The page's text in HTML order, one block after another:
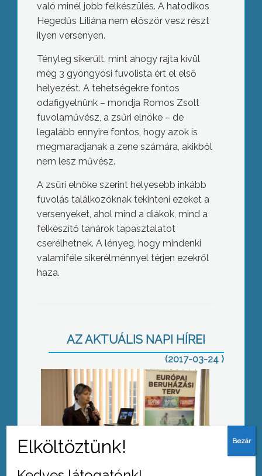
való minél jobb felkészülés. A hatodikos
Hegedűs Liliána nem először vesz részt
ilyen versenyen.
Tényleg sikerült, mint ahogy rajta kívül
még 3 gyöngyösi fuvolista ért el első
helyezést. A tehetségekre fontos
odafigyelnünk – mondja Romos Zsolt
fuvolaművész, a zsűri elnöke – de
legalább ennyire fontos, hogy azok is
megmaradjanak a zene számára, akikből
nem lesz művész.
A zsűri elnöke szerint helyesebb inkább
fuvolás találkozóknak tekinteni ezeket a
versenyeket, ahol mind a diákok, mind a
felkészítő tanárok tapasztalatot
cserélhetnek. A lényeg, hogy mindenki
valamiféle sikerélménnyel térjen ezekről
haza.
AZ AKTUÁLIS NAPI HÍREI
(2017-03-24 )
Rákóczi „unokái”